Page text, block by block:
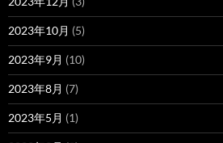
2023年10月 (5)
2023年9月 (10)
2023年8月 (7)
2023年5月 (1)